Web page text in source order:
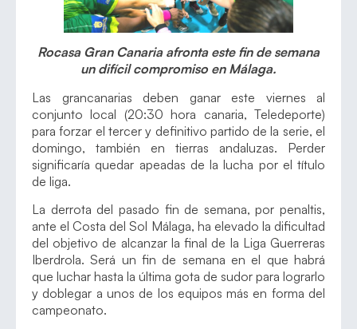
Rocasa Gran Canaria afronta este fin de semana
un difícil compromiso en Málaga.
Las grancanarias deben ganar este viernes al
conjunto local (20:30 hora canaria, Teledeporte)
para forzar el tercer y definitivo partido de la serie, el
domingo, también en tierras andaluzas. Perder
significaría quedar apeadas de la lucha por el título
de liga.
La derrota del pasado fin de semana, por penaltis,
ante el Costa del Sol Málaga, ha elevado la dificultad
del objetivo de alcanzar la final de la Liga Guerreras
Iberdrola. Será un fin de semana en el que habrá
que luchar hasta la última gota de sudor para lograrlo
y doblegar a unos de los equipos más en forma del
campeonato.